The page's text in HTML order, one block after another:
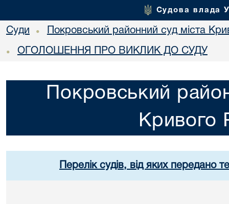
Судова влада
Суди • Покровський районний суд міста
• ОГОЛОШЕННЯ ПРО ВИКЛИК ДО СУДУ
Покровський
Кривого
Перелік судів, від яких передано